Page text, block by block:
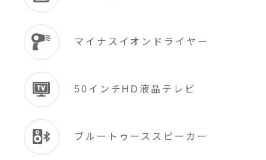
マイナスイオンドライヤー
50インチHD液晶テレビ
ブルートゥーススピーカー